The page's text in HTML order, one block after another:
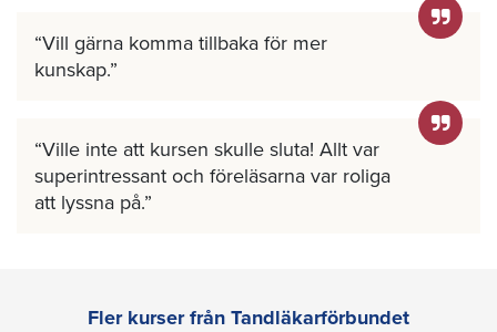
Vill gärna komma tillbaka för mer
kunskap.
Ville inte att kursen skulle sluta! Allt var
superintressant och föreläsarna var roliga
att lyssna på.
Fler kurser från Tandläkarförbundet